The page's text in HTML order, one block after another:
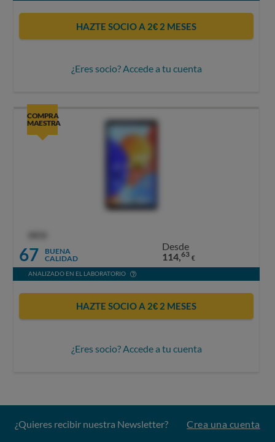
HAZTE SOCIO A 2€ 2 MESES
¿Eres socio? Accede a tu cuenta
COMPRA
MAESTRA
67
BUENA
CALIDAD
Desde
114,63 €
ANALIZADO EN EL LABORATORIO
HAZTE SOCIO A 2€ 2 MESES
¿Eres socio? Accede a tu cuenta
¿Quieres recibir nuestra Newsletter? Crea una cuenta